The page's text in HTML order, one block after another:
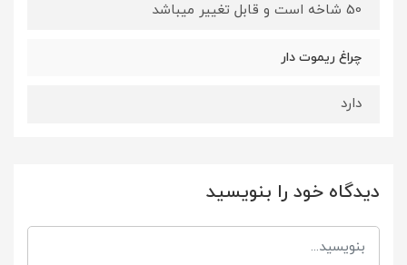
50 شاخه است و قابل تغییر میباشد
چراغ ریموت دار
دارد
دیدگاه خود را بنویسید